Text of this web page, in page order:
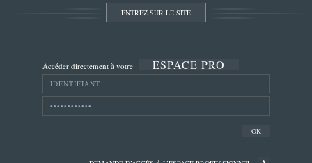
Accéder directement à votre ESPACE PRO